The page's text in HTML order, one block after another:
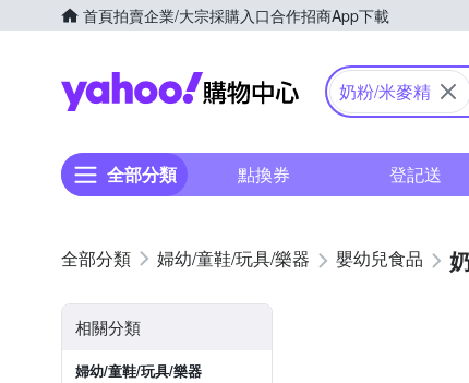
首頁拍賣企業/大宗採購入口合作招商App下載
Yahoo購物中心
奶粉/米麥精
全部分類 點換券 登記送
婦幼/童鞋/玩具/樂器 嬰幼兒食品
相關分類
婦幼/童鞋/玩具/樂器